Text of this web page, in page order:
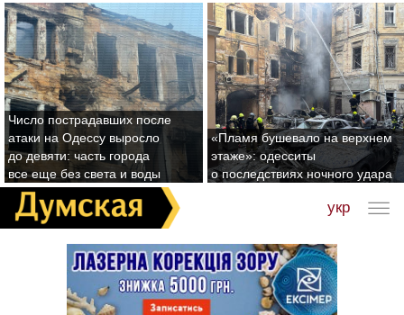
Число пострадавших после
атаки на Одессу выросло
до девяти: часть города
все еще без света и воды
«Пламя бушевало на верхнем
этаже»: одесситы
о последствиях ночного удара
укр